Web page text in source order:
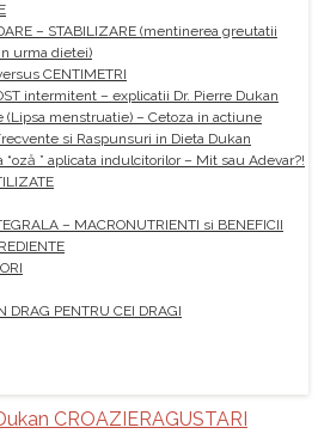
– STABILIZARE (mentinerea greutatii
urma dietei)
CENTIMETRI
intermitent – explicatii Dr. Pierre Dukan
(Lipsa menstruatie) – Cetoza in actiune
si Raspunsuri in Dieta Dukan
“oză ” aplicata indulcitorilor – Mit sau Adevar?!
– MACRONUTRIENTI si BENEFICII
DRAG PENTRU CEI DRAGI
CROAZIERAGUSTARI